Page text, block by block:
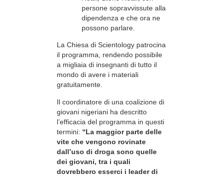
persone sopravvissute alla
dipendenza e che ora ne
possono parlare.
La Chiesa di Scientology patrocina
il programma, rendendo possibile
a migliaia di insegnanti di tutto il
mondo di avere i materiali
gratuitamente.
Il coordinatore di una coalizione di
giovani nigeriani ha descritto
l’efficacia del programma in questi
termini: “La maggior parte delle
vite che vengono rovinate
dall’uso di droga sono quelle
dei giovani, tra i quali
dovrebbero esserci i leader di